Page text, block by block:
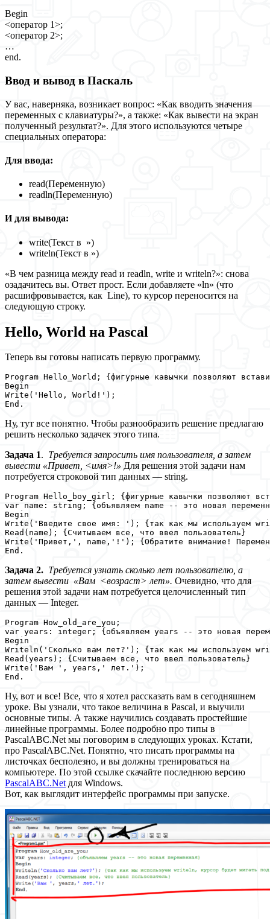
Begin
<оператор 1>;
<оператор 2>;
…
end.
Ввод и вывод в Паскаль
У вас, наверняка, возникает вопрос: «Как вводить значения
переменных с клавиатуры?», а также: «Как вывести на экран
полученный результат?». Для этого используются четыре
специальных оператора:
Для ввода:
read(Переменную)
readln(Переменную)
И для вывода:
write(Текст в »)
writeln(Текст в »)
«В чем разница между read и readln, write и writeln?»: снова
озадачитесь вы. Ответ прост. Если добавляете «ln» (что
расшифровывается, как Line), то курсор переносится на
следующую строку.
Hello, World на Pascal
Теперь вы готовы написать первую программу.
Program Hello_World; {фигурные кавычки позволяют
Begin
Write('Hello, World!');
End.
Ну, тут все понятно. Чтобы разнообразить решение предлагаю
решить несколько задачек этого типа.
Задача 1. Требуется запросить имя пользователя, а затем
вывести «Привет, <имя>!» Для решения этой задачи нам
потребуется строковой тип данных — string.
Program Hello_boy_girl; {фигурные кавычки позволяют
var name: string; {объявляем name -- это новая
Begin
Write('Введите свое имя: '); {так как мы используем
Read(name); {Считываем все, что ввел пользователь}
Write('Привет,', name,'!'); {Обратите внимание!
End.
Задача 2. Требуется узнать сколько лет пользователю, а
затем вывести «Вам <возраст> лет». Очевидно, что для
решения этой задачи нам потребуется целочисленный тип
данных — Integer.
Program How_old_are_you;
var years: integer; {объявляем years -- это новая
Begin
Writeln('Сколько вам лет?'); {так как мы используем
Read(years); {Считываем все, что ввел пользователь}
Write('Вам ', years,' лет.');
End.
Ну, вот и все! Все, что я хотел рассказать вам в сегодняшнем
уроке. Вы узнали, что такое величина в Pascal, и выучили
основные типы. А также научились создавать простейшие
линейные программы. Более подробно про типы в
PascalABC.Net мы поговорим в следующих уроках. Кстати,
про PascalABC.Net. Понятно, что писать программы на
листочках бесполезно, и вы должны тренироваться на
компьютере. По этой ссылке скачайте последнюю версию
PascalABC.Netдля Windows.
Вот, как выглядит интерфейс программы при запуске.